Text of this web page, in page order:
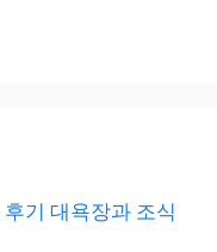
기 대욕장과 조식